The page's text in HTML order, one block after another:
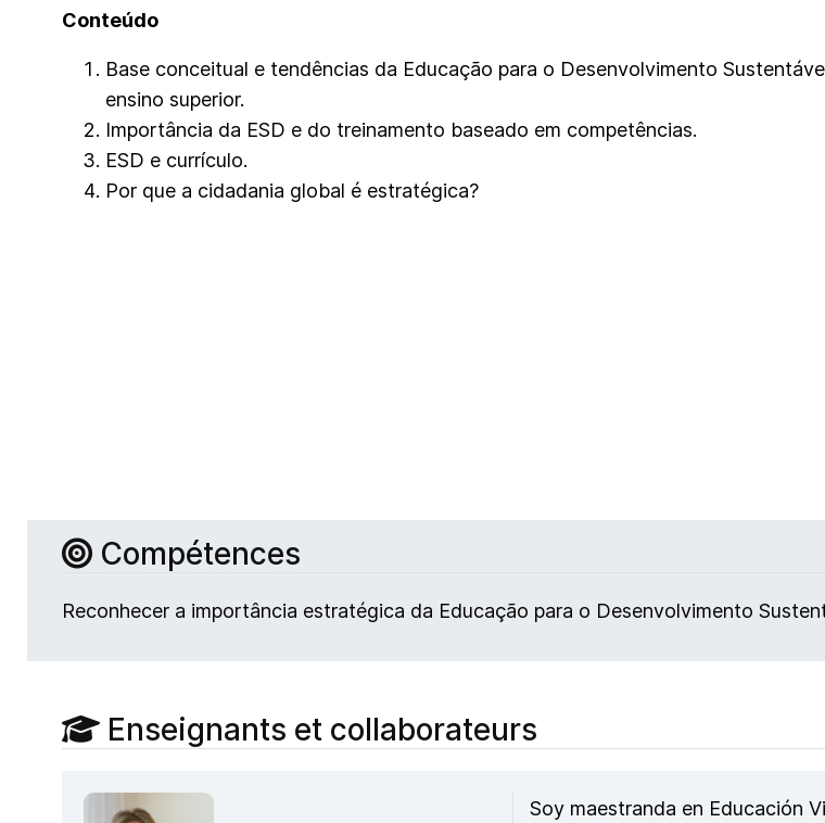
Conteúdo
Base conceitual e tendências da Educação para o Desenvolvimento
ensino superior.
Importância da ESD e do treinamento baseado em competências.
ESD e currículo.
Por que a cidadania global é estratégica?
Compétences
Reconhecer a importância estratégica da Educação para o Desenvolvimento
Enseignants et collaborateurs
Soy maestranda en Educación